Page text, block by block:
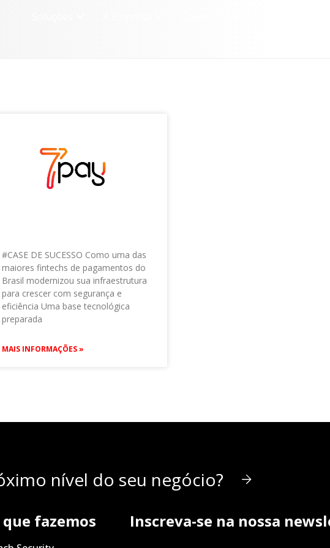
#CASE DE SUCESSO Como uma das
maiores fintechs de pagamentos do
Brasil modernizou sua infraestrutura
para crescer com segurança e
eficiência Uma base tecnológica
preparada
MAIS INFORMAÇÕES »
nível do seu negócio?
que fazemos Inscreva-se na nossa